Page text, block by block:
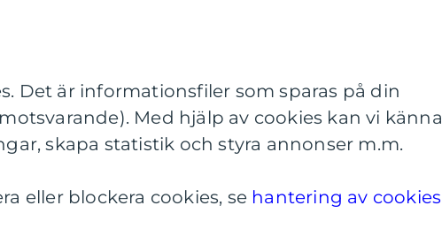
Det är informationsfiler som sparas på din
Med hjälp av cookies kan vi känna
skapa statistik och styra annonser m.m.
eller blockera cookies, se hantering av cookies